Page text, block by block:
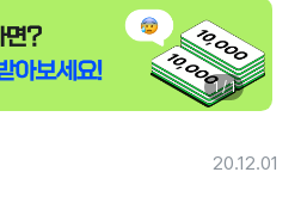
1 / 1
20.12.01